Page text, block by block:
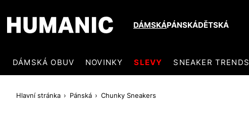
DÁMSKÁPÁNSKÁDĚTSKÁ
DÁMSKÁ OBUV NOVINKY SLEVY SNEAKER TRENDS
Hlavní stránka Pánská Chunky Sneakers